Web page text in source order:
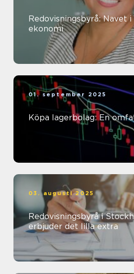
Redovisningsbyrå: Navet
ekonomi
01. september 2025
Köpa lagerbolag: En
03. augusti 2025
Redovisningsbyrå i
erbjuder det lilla extra